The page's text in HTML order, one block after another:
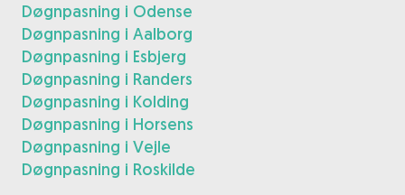
Døgnpasning i Odense
Døgnpasning i Aalborg
Døgnpasning i Esbjerg
Døgnpasning i Randers
Døgnpasning i Kolding
Døgnpasning i Horsens
Døgnpasning i Vejle
Døgnpasning i Roskilde